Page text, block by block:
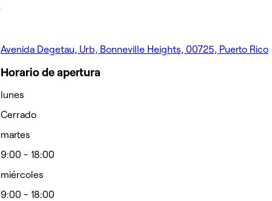
Avenida Degetau, Urb, Bonneville Heights, 00725, Puerto Rico
Horario de apertura
lunes
Cerrado
martes
9:00 - 18:00
miércoles
9:00 - 18:00